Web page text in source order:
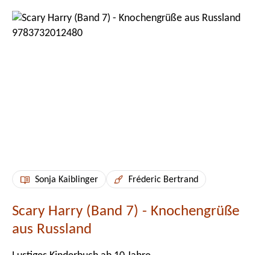
Bildergalerie überspringen
Sonja Kaiblinger Fréderic Bertrand
Scary Harry (Band 7) - Knochengrüße
aus Russland